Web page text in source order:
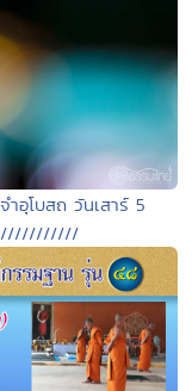
อุโบสถ วันเสาร์ 5